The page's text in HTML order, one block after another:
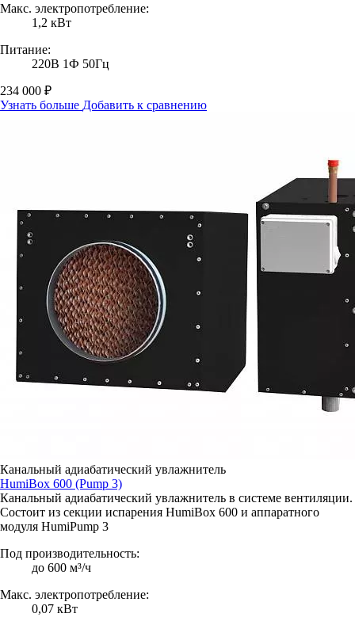
Макс. электропотребление:
1,2 кВт
Питание:
220В 1Ф 50Гц
234 000 ₽
Узнать больше Добавить к сравнению
Канальный адиабатический увлажнитель
HumiBox 600 (Pump 3)
Канальный адиабатический увлажнитель в системе вентиляции.
Состоит из секции испарения HumiBox 600 и аппаратного
модуля HumiPump 3
Под производительность:
до 600 м³/ч
Макс. электропотребление:
0,07 кВт